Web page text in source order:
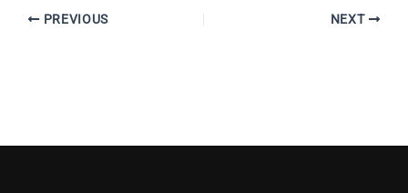
PREVIOUS NEXT